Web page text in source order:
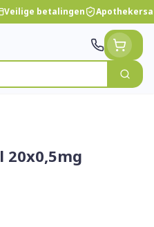
Veilige betalingen
Zoek
20x0,5mg